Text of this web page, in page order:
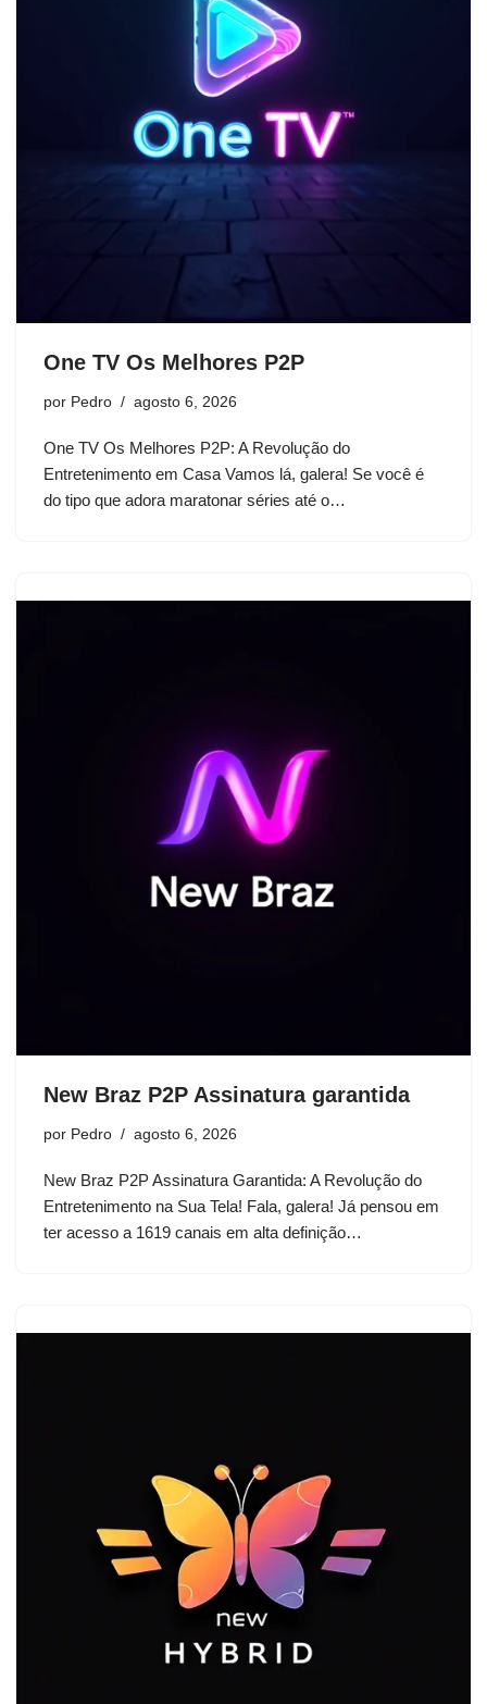
One TV Os Melhores P2P
por Pedro agosto 6, 2026
One TV Os Melhores P2P: A Revolução do
Entretenimento em Casa Vamos lá, galera! Se você é
do tipo que adora maratonar séries até o…
New Braz P2P Assinatura garantida
por Pedro agosto 6, 2026
New Braz P2P Assinatura Garantida: A Revolução do
Entretenimento na Sua Tela! Fala, galera! Já pensou em
ter acesso a 1619 canais em alta definição…